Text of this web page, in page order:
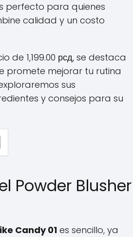
perfecto para quienes
calidad y un costo
de 1,199.00 рсд, se destaca
promete mejorar tu rutina
sus
y consejos para su
Powder Blusher
Candy 01 es sencillo, ya